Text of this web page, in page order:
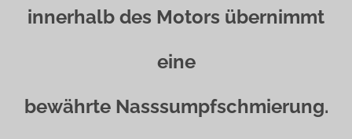
innerhalb des Motors übernimmt
eine
bewährte Nasssumpfschmierung.